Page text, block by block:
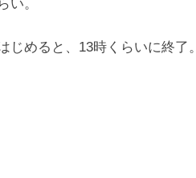
い。
めると、13時くらいに終了。